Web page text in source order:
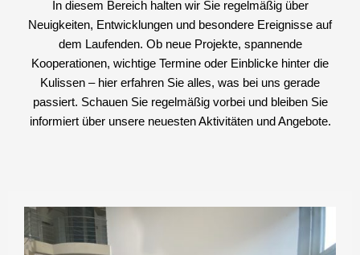
In diesem Bereich halten wir Sie regelmäßig über
Neuigkeiten, Entwicklungen und besondere Ereignisse auf
dem Laufenden. Ob neue Projekte, spannende
Kooperationen, wichtige Termine oder Einblicke hinter die
Kulissen – hier erfahren Sie alles, was bei uns gerade
passiert. Schauen Sie regelmäßig vorbei und bleiben Sie
informiert über unsere neuesten Aktivitäten und Angebote.